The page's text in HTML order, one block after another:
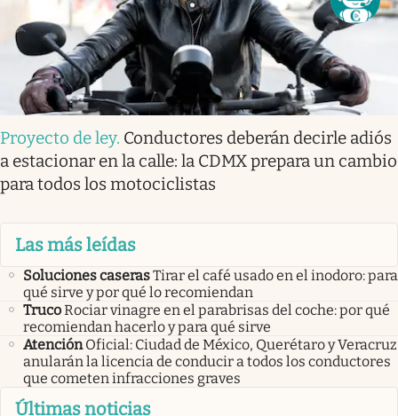
Proyecto de ley. Conductores deberán decirle adiós
a estacionar en la calle: la CDMX prepara un cambio
para todos los motociclistas
Las más leídas
Soluciones caserasTirar el café usado en el inodoro: para
qué sirve y por qué lo recomiendan
TrucoRociar vinagre en el parabrisas del coche: por qué
recomiendan hacerlo y para qué sirve
Atención Oficial: Ciudad de México, Querétaro y Veracruz
anularán la licencia de conducir a todos los conductores
que cometen infracciones graves
Últimas noticias